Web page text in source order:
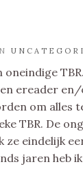
ereader
om alles
TBR. De
eindelijk
jaren heb